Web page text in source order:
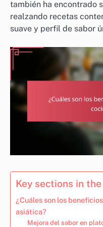
también ha encontrado
realzando recetas
suave y perfil de sabor
Key sections in
¿Cuáles son los
asiática?
Mejora del sabor en